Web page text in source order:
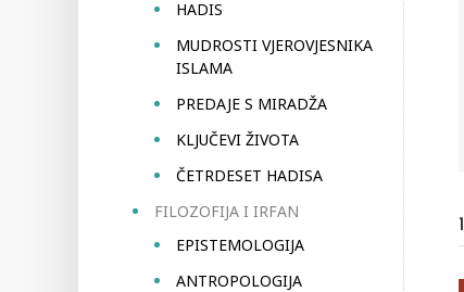
HADIS
MUDROSTI VJEROVJESNIKA
ISLAMA
PREDAJE S MIRADŽA
KLJUČEVI ŽIVOTA
ČETRDESET HADISA
FILOZOFIJA I IRFAN
EPISTEMOLOGIJA
ANTROPOLOGIJA
1